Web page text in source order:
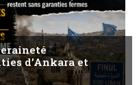
d’Ankara et